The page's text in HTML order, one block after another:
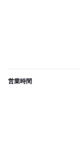
営業時間